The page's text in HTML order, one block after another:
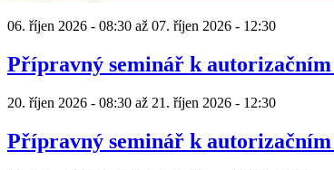
06. říjen 2026 - 08:30 až 07. říjen 2026 - 12:30
Přípravný seminář k autorizačním
20. říjen 2026 - 08:30 až 21. říjen 2026 - 12:30
Přípravný seminář k autorizačním